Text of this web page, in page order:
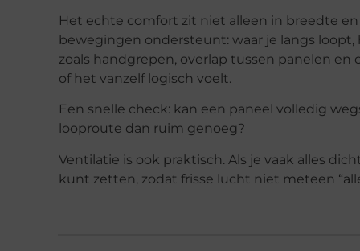
Het echte comfort zit niet alleen in breedte
bewegingen ondersteunt: waar je langs
zoals handgrepen, overlap tussen panelen
of het vanzelf logisch voelt.
Een snelle check: kan een paneel volledig
looproute dan ruim genoeg?
Ventilatie is ook praktisch. Als je vaak alles
kunt zetten, zodat frisse lucht niet meteen